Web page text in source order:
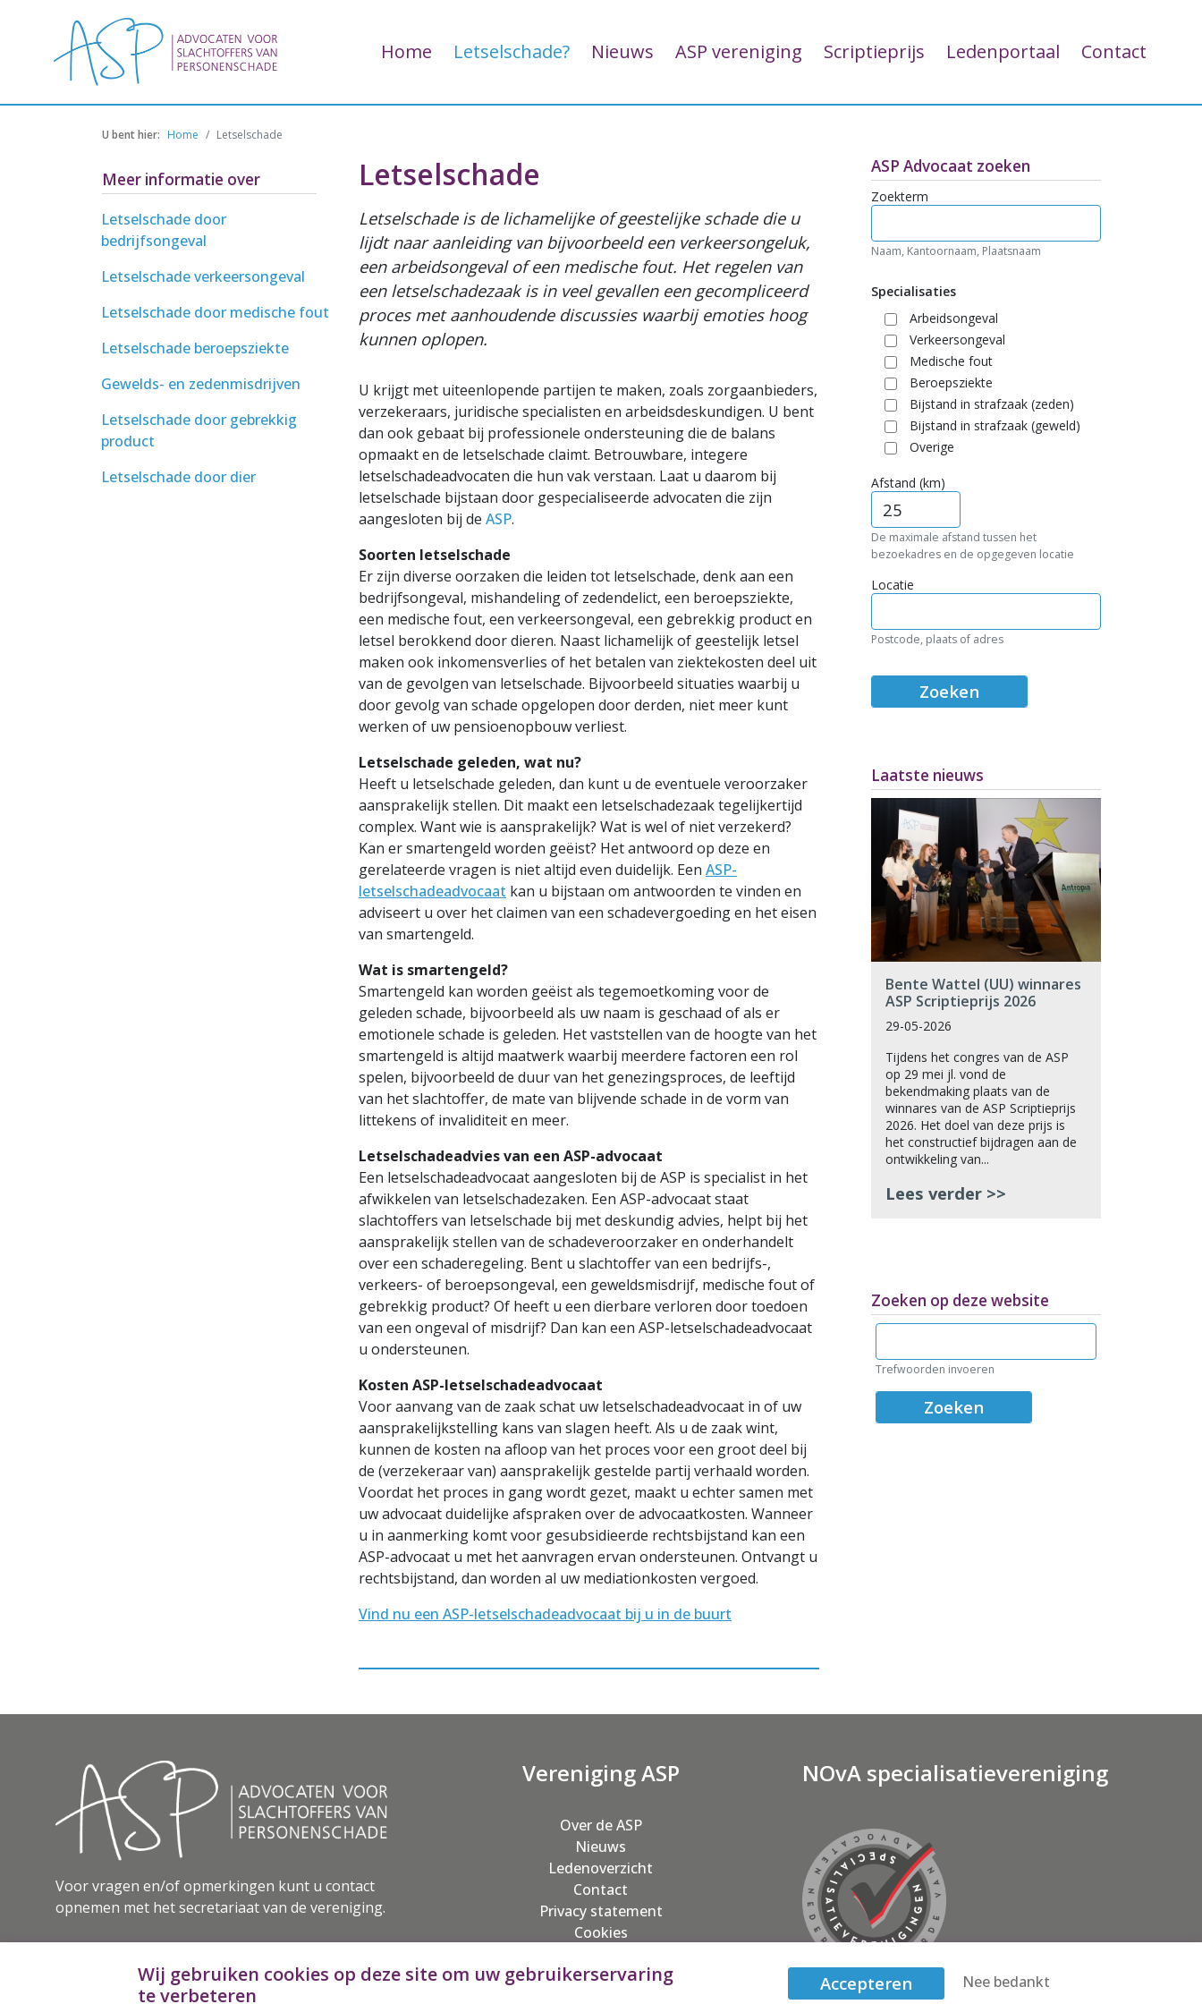
Hoofdnavigatie
Home Letselschade? Nieuws ASP vereniging Scriptieprijs Ledenportaal Contact
Home Letselschade
Letselschade
Letselschade is de lichamelijke of geestelijke schade die u
lijdt naar aanleiding van bijvoorbeeld een verkeersongeluk,
een arbeidsongeval of een medische fout. Het regelen van
een letselschadezaak is in veel gevallen een gecompliceerd
proces met aanhoudende discussies waarbij emoties hoog
kunnen oplopen.
U krijgt met uiteenlopende partijen te maken, zoals zorgaanbieders,
verzekeraars, juridische specialisten en arbeidsdeskundigen. U bent
dan ook gebaat bij professionele ondersteuning die de balans
opmaakt en de letselschade claimt. Betrouwbare, integere
letselschadeadvocaten die hun vak verstaan. Laat u daarom bij
letselschade bijstaan door gespecialiseerde advocaten die zijn
aangesloten bij de ASP.
Soorten letselschade
Er zijn diverse oorzaken die leiden tot letselschade, denk aan een
bedrijfsongeval, mishandeling of zedendelict, een beroepsziekte,
een medische fout, een verkeersongeval, een gebrekkig product en
letsel berokkend door dieren. Naast lichamelijk of geestelijk letsel
maken ook inkomensverlies of het betalen van ziektekosten deel uit
van de gevolgen van letselschade. Bijvoorbeeld situaties waarbij u
door gevolg van schade opgelopen door derden, niet meer kunt
werken of uw pensioenopbouw verliest.
Letselschade geleden, wat nu?
Heeft u letselschade geleden, dan kunt u de eventuele veroorzaker
aansprakelijk stellen. Dit maakt een letselschadezaak tegelijkertijd
complex. Want wie is aansprakelijk? Wat is wel of niet verzekerd?
Kan er smartengeld worden geëist? Het antwoord op deze en
gerelateerde vragen is niet altijd even duidelijk. Een ASP-
letselschadeadvocaat kan u bijstaan om antwoorden te vinden en
adviseert u over het claimen van een schadevergoeding en het eisen
van smartengeld.
Wat is smartengeld?
Smartengeld kan worden geëist als tegemoetkoming voor de
geleden schade, bijvoorbeeld als uw naam is geschaad of als er
emotionele schade is geleden. Het vaststellen van de hoogte van het
smartengeld is altijd maatwerk waarbij meerdere factoren een rol
spelen, bijvoorbeeld de duur van het genezingsproces, de leeftijd
van het slachtoffer, de mate van blijvende schade in de vorm van
littekens of invaliditeit en meer.
Letselschadeadvies van een ASP-advocaat
Een letselschadeadvocaat aangesloten bij de ASP is specialist in het
afwikkelen van letselschadezaken. Een ASP-advocaat staat
slachtoffers van letselschade bij met deskundig advies, helpt bij het
aansprakelijk stellen van de schadeveroorzaker en onderhandelt
over een schaderegeling. Bent u slachtoffer van een bedrijfs-,
verkeers- of beroepsongeval, een geweldsmisdrijf, medische fout of
gebrekkig product? Of heeft u een dierbare verloren door toedoen
van een ongeval of misdrijf? Dan kan een ASP-letselschadeadvocaat
u ondersteunen.
Kosten ASP-letselschadeadvocaat
Voor aanvang van de zaak schat uw letselschadeadvocaat in of uw
aansprakelijkstelling kans van slagen heeft. Als u de zaak wint,
kunnen de kosten na afloop van het proces voor een groot deel bij
de (verzekeraar van) aansprakelijk gestelde partij verhaald worden.
Voordat het proces in gang wordt gezet, maakt u echter samen met
uw advocaat duidelijke afspraken over de advocaatkosten. Wanneer
u in aanmerking komt voor gesubsidieerde rechtsbijstand kan een
ASP-advocaat u met het aanvragen ervan ondersteunen. Ontvangt u
rechtsbijstand, dan worden al uw mediationkosten vergoed.
Vind nu een ASP-letselschadeadvocaat bij u in de buurt
Meer informatie over
Letselschade door
bedrijfsongeval
Letselschade verkeersongeval
Letselschade door medische fout
Letselschade beroepsziekte
Gewelds- en zedenmisdrijven
Letselschade door gebrekkig
product
Letselschade door dier
ASP Advocaat zoeken
Zoekterm
Naam, Kantoornaam, Plaatsnaam
Specialisaties
Arbeidsongeval
Verkeersongeval
Medische fout
Beroepsziekte
Bijstand in strafzaak (zeden)
Bijstand in strafzaak (geweld)
Overige
Afstand (km)
De maximale afstand tussen het
bezoekadres en de opgegeven locatie
Locatie
Postcode, plaats of adres
Laatste nieuws
Bente Wattel (UU) winnares
ASP Scriptieprijs 2026
29-05-2026
Tijdens het congres van de ASP
op 29 mei jl. vond de
bekendmaking plaats van de
winnares van de ASP Scriptieprijs
2026. Het doel van deze prijs is
het constructief bijdragen aan de
ontwikkeling van...
Lees verder >>
Zoeken op deze website
Zoeken
Trefwoorden invoeren
Voor vragen en/of opmerkingen kunt u contact
opnemen met het secretariaat van de vereniging.
Secretariaat vereniging ASP
Haagweg 108
Vereniging ASP
Over de ASP
Nieuws
Ledenoverzicht
Contact
Privacy statement
Cookies
NOvA specialisatievereniging
Wij gebruiken cookies op deze site om uw gebruikerservaring
te verbeteren
Accepteren Nee bedankt